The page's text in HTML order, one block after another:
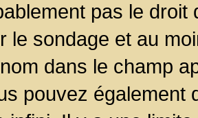
pas le
le sondage et au
dans le champ
pouvez également